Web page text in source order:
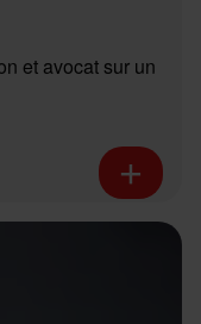
et avocat sur un